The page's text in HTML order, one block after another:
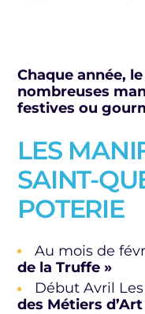
Chaque année,
nombreuses
festives ou
LES
SAINT-
POTERIE
Au mois de
de la Truffe »
Début Avril
des Métiers d’Art